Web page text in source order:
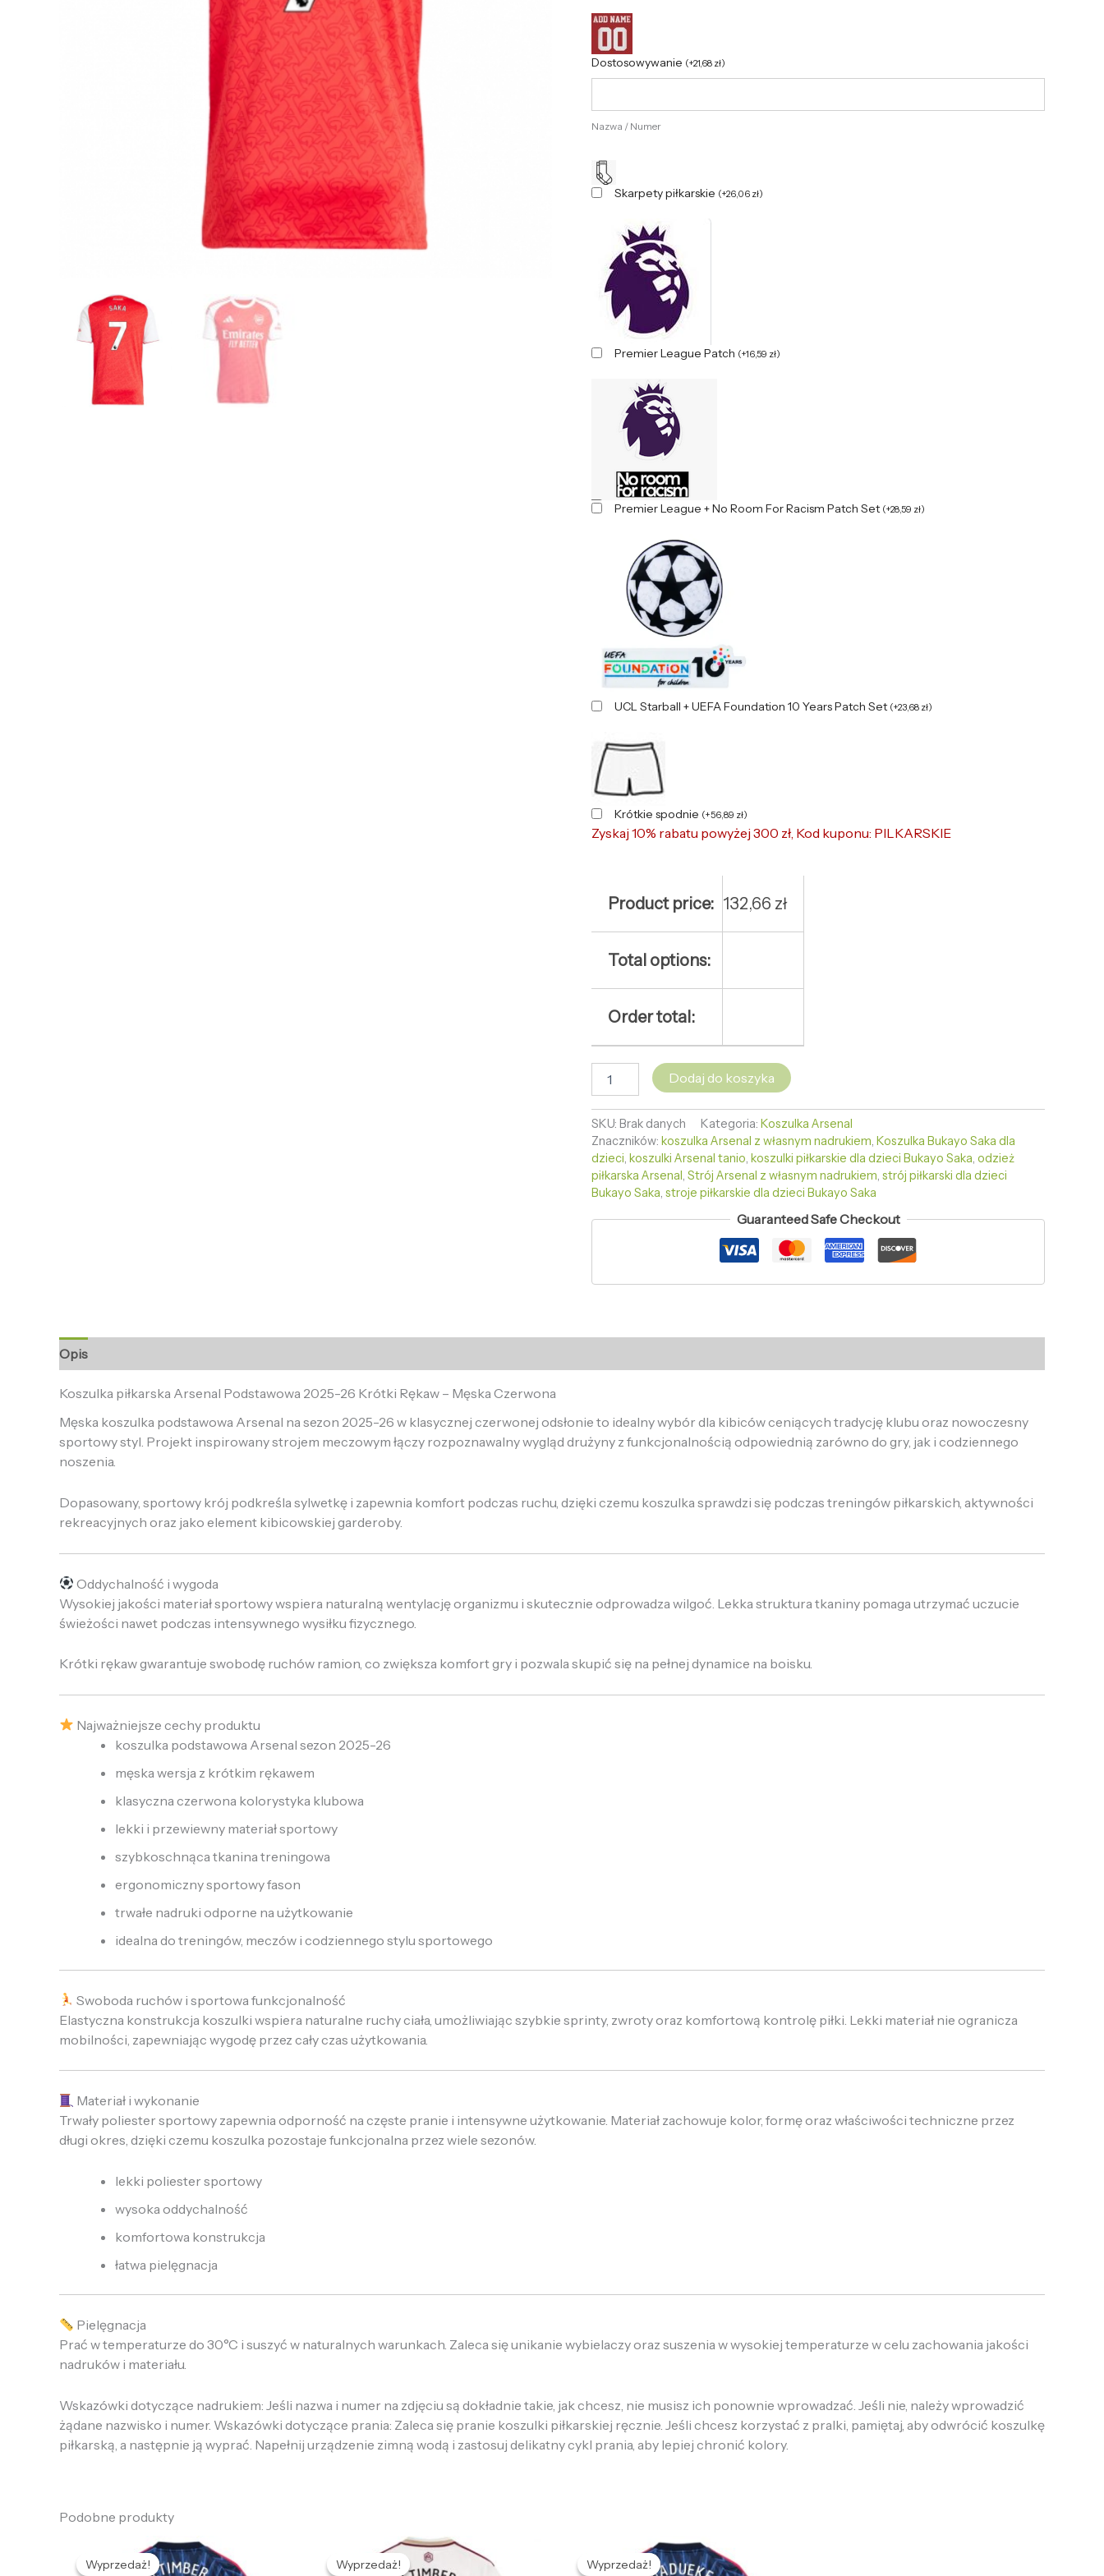
Dostosowywanie (+21,68 zł)
Nazwa / Numer
Skarpety piłkarskie (+26,06 zł)
Premier League Patch (+16,59 zł)
Premier League + No Room For Racism Patch Set (+28,59 zł)
UCL Starball + UEFA Foundation 10 Years Patch Set (+23,68 zł)
Krótkie spodnie (+56,89 zł)
Zyskaj 10% rabatu powyżej 300 zł, Kod kuponu: PILKARSKIE
Product price: 132,66 zł
Total options:
Order total:
Dodaj do koszyka
SKU: Brak danych Kategoria: Koszulka Arsenal
Znaczników: koszulka Arsenal z własnym nadrukiem, Koszulka Bukayo Saka dla
dzieci, koszulki Arsenal tanio, koszulki piłkarskie dla dzieci Bukayo Saka, odzież
piłkarska Arsenal, Strój Arsenal z własnym nadrukiem, strój piłkarski dla dzieci
Bukayo Saka, stroje piłkarskie dla dzieci Bukayo Saka
Guaranteed Safe Checkout
Opis
Koszulka piłkarska Arsenal Podstawowa 2025-26 Krótki Rękaw – Męska Czerwona
Męska koszulka podstawowa Arsenal na sezon 2025-26 w klasycznej czerwonej odsłonie to idealny wybór dla kibiców ceniących tradycję klubu oraz nowoczesny
sportowy styl. Projekt inspirowany strojem meczowym łączy rozpoznawalny wygląd drużyny z funkcjonalnością odpowiednią zarówno do gry, jak i codziennego
noszenia.
Dopasowany, sportowy krój podkreśla sylwetkę i zapewnia komfort podczas ruchu, dzięki czemu koszulka sprawdzi się podczas treningów piłkarskich, aktywności
rekreacyjnych oraz jako element kibicowskiej garderoby.
Oddychalność i wygoda
Wysokiej jakości materiał sportowy wspiera naturalną wentylację organizmu i skutecznie odprowadza wilgoć. Lekka struktura tkaniny pomaga utrzymać uczucie
świeżości nawet podczas intensywnego wysiłku fizycznego.
Krótki rękaw gwarantuje swobodę ruchów ramion, co zwiększa komfort gry i pozwala skupić się na pełnej dynamice na boisku.
Najważniejsze cechy produktu
koszulka podstawowa Arsenal sezon 2025-26
męska wersja z krótkim rękawem
klasyczna czerwona kolorystyka klubowa
lekki i przewiewny materiał sportowy
szybkoschnąca tkanina treningowa
ergonomiczny sportowy fason
trwałe nadruki odporne na użytkowanie
idealna do treningów, meczów i codziennego stylu sportowego
Swoboda ruchów i sportowa funkcjonalność
Elastyczna konstrukcja koszulki wspiera naturalne ruchy ciała, umożliwiając szybkie sprinty, zwroty oraz komfortową kontrolę piłki. Lekki materiał nie ogranicza
mobilności, zapewniając wygodę przez cały czas użytkowania.
Materiał i wykonanie
Trwały poliester sportowy zapewnia odporność na częste pranie i intensywne użytkowanie. Materiał zachowuje kolor, formę oraz właściwości techniczne przez
długi okres, dzięki czemu koszulka pozostaje funkcjonalna przez wiele sezonów.
lekki poliester sportowy
wysoka oddychalność
komfortowa konstrukcja
łatwa pielęgnacja
Pielęgnacja
Prać w temperaturze do 30°C i suszyć w naturalnych warunkach. Zaleca się unikanie wybielaczy oraz suszenia w wysokiej temperaturze w celu zachowania jakości
nadruków i materiału.
Wskazówki dotyczące nadrukiem: Jeśli nazwa i numer na zdjęciu są dokładnie takie, jak chcesz, nie musisz ich ponownie wprowadzać. Jeśli nie, należy wprowadzić
żądane nazwisko i numer. Wskazówki dotyczące prania: Zaleca się pranie koszulki piłkarskiej ręcznie. Jeśli chcesz korzystać z pralki, pamiętaj, aby odwrócić koszulkę
piłkarską, a następnie ją wyprać. Napełnij urządzenie zimną wodą i zastosuj delikatny cykl prania, aby lepiej chronić kolory.
Podobne produkty
Wyprzedaż!
Wyprzedaż!
Pierwotna
cena
wynosiła:
Aktualna
cena
wynosi:
Wyprzedaż!
Wyprzedaż!
Pierwotna
cena
wynosiła:
Aktualna
cena
wynosi:
Wyprzedaż!
Wyprzedaż!
Pierwotna
cena
wynosiła:
Aktualna
cena
wynosi: